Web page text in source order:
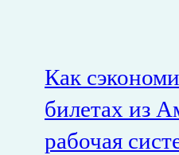
Как
билетах из
рабочая